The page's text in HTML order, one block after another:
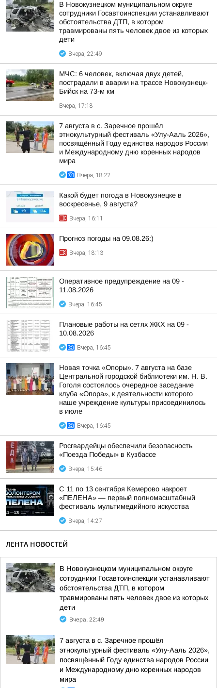
В Новокузнецком муниципальном округе
сотрудники Госавтоинспекции устанавливают
обстоятельства ДТП, в котором
травмированы пять человек двое из которых
дети
Вчера, 22:49
МЧС: 6 человек, включая двух детей,
пострадали в аварии на трассе Новокузнецк-
Бийск на 73-м км
Вчера, 17:18
7 августа в с. Заречное прошёл
этнокультурный фестиваль «Улу-Ааль 2026»,
посвящённый Году единства народов России
и Международному дню коренных народов
мира
Вчера, 18:22
Какой будет погода в Новокузнецке в
воскресенье, 9 августа?
Вчера, 16:11
Прогноз погоды на 09.08.26:)
Вчера, 18:13
Оперативное предупреждение на 09 -
11.08.2026
Вчера, 16:45
Плановые работы на сетях ЖКХ на 09 -
10.08.2026
Вчера, 16:45
Новая точка «Опоры». 7 августа на базе
Центральной городской библиотеки им. Н. В.
Гоголя состоялось очередное заседание
клуба «Опора», к деятельности которого
наше учреждение культуры присоединилось
в июле
Вчера, 16:45
Росгвардейцы обеспечили безопасность
«Поезда Победы» в Кузбассе
Вчера, 15:46
С 11 по 13 сентября Кемерово накроет
«ПЕЛЕНА» — первый полномасштабный
фестиваль мультимедийного искусства
Вчера, 14:27
ЛЕНТА НОВОСТЕЙ
В Новокузнецком муниципальном округе
сотрудники Госавтоинспекции устанавливают
обстоятельства ДТП, в котором
травмированы пять человек двое из которых
дети
Вчера, 22:49
7 августа в с. Заречное прошёл
этнокультурный фестиваль «Улу-Ааль 2026»,
посвящённый Году единства народов России
и Международному дню коренных народов
мира